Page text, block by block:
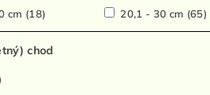
cm (18) 20,1 - 30 cm (65)
chod